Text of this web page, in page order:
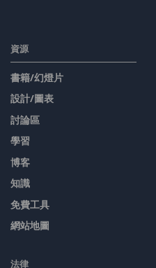
資源
書籍/幻燈片
設計/圖表
討論區
學習
博客
知識
免費工具
網站地圖
法律